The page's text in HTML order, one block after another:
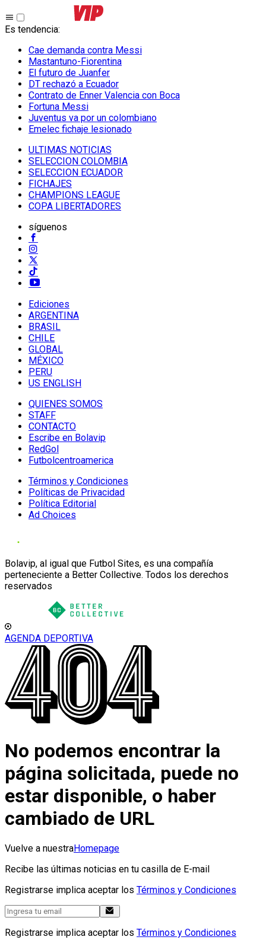
Es tendencia:
Cae demanda contra Messi
Mastantuno-Fiorentina
El futuro de Juanfer
DT rechazó a Ecuador
Contrato de Enner Valencia con Boca
Fortuna Messi
Juventus va por un colombiano
Emelec fichaje lesionado
ULTIMAS NOTICIAS
SELECCION COLOMBIA
SELECCION ECUADOR
FICHAJES
CHAMPIONS LEAGUE
COPA LIBERTADORES
síguenos
Ediciones
ARGENTINA
BRASIL
CHILE
GLOBAL
MÉXICO
PERU
US ENGLISH
QUIENES SOMOS
STAFF
CONTACTO
Escribe en Bolavip
RedGol
Futbolcentroamerica
Términos y Condiciones
Políticas de Privacidad
Política Editorial
Ad Choices
Bolavip, al igual que Futbol Sites, es una compañía
perteneciente a Better Collective. Todos los derechos
reservados
AGENDA DEPORTIVA
No podemos encontrar la
página solicitada, puede no
estar disponible, o haber
cambiado de URL
Vuelve a nuestraHomepage
Recibe las últimas noticias en tu casilla de E-mail
Registrarse implica aceptar los Términos y Condiciones
Registrarse implica aceptar los Términos y Condiciones